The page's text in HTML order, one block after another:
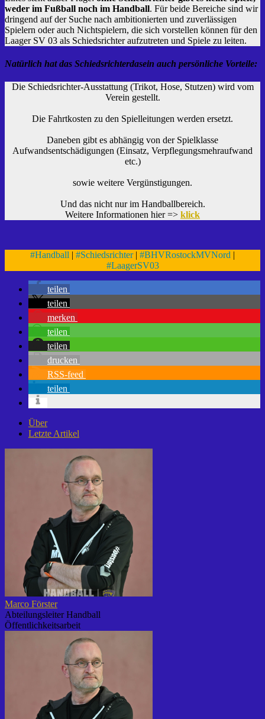
weder im Fußball noch im Handball. Für beide Bereiche sind wir
dringend auf der Suche nach ambitionierten und zuverlässigen
Spielern oder auch Nichtspielern, die sich vorstellen können für den
Laager SV 03 als Schiedsrichter aufzutreten und Spiele zu leiten.
Natürlich hat das Schiedsrichterdasein auch persönliche Vorteile:
Die Schiedsrichter-Ausstattung (Trikot, Hose, Stutzen) wird vom
Verein gestellt.
Die Fahrtkosten zu den Spielleitungen werden ersetzt.
Daneben gibt es abhängig von der Spielklasse
Aufwandsentschädigungen (Einsatz, Verpflegungsmehraufwand
etc.)
sowie weitere Vergünstigungen.
Und das nicht nur im Handballbereich.
Weitere Informationen hier => klick
#Handball #Schiedsrichter| #BHVRostockMVNord
#LaagerSV03
teilen
teilen
merken
teilen
teilen
drucken
RSS-feed
teilen
Über
Letzte Artikel
Marco Förster
Abteilungsleiter Handball
Öffentlichkeitsarbeit